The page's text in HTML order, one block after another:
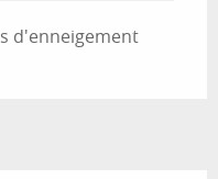
d'enneigement